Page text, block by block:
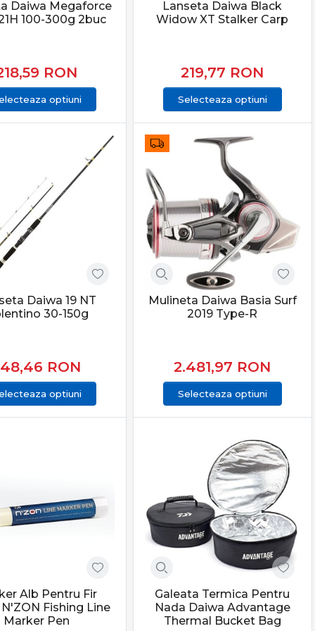
reală, fiabilitate și echipamente testate.
acoperind toate nevoile pescarului modern de
potrivite îți oferă încredere, eficiență și
Daiwa Megaforce
100-300g 2buc
RON
optiuni
Lanseta Daiwa Black
Widow XT Stalker Carp
219,77 RON
Selecteaza optiuni
Daiwa 19 NT
30-150g
RON
optiuni
Mulineta Daiwa Basia Surf
2019 Type-R
2.481,97 RON
Selecteaza optiuni
Alb Pentru Fir
Fishing Line
Marker Pen
Galeata Termica Pentru
Nada Daiwa Advantage
Thermal Bucket Bag